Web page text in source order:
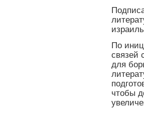
По
связей
для
чтобы